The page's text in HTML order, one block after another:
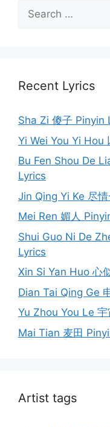
Search
for:
Recent Lyrics
Sha Zi 傻子 Pinyin
Yi Wei You Yi Hou
Bu Fen Shou De
Lyrics
Jin Qing Yi Ke 尽
Mei Ren 媚人
Shui Guo Ni De
Lyrics
Xin Si Yan Huo 心
Dian Tai Qing Ge
Yu Zhou You Le
Mai Tian 麦田
Artist tags